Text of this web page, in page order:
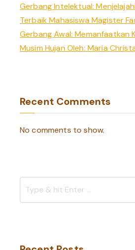
Gerbang Intelektual:
Terbaik Mahasiswa Magister
Gerbang Awal: Memanfaatkan
Musim Hujan Oleh: Maria
Recent Comments
No comments to show.